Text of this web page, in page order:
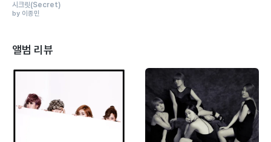
시크릿(Secret)
by 이종민
앨범 리뷰